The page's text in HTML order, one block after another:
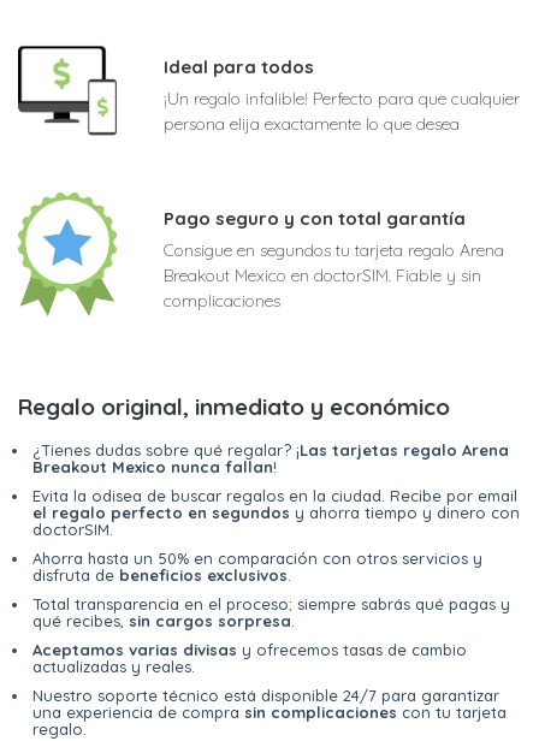
Ideal para todos
¡Un regalo infalible! Perfecto para que cualquier
persona elija exactamente lo que desea
Pago seguro y con total garantía
Consigue en segundos tu tarjeta regalo Arena
Breakout Mexico en doctorSIM. Fiable y sin
complicaciones
Regalo original, inmediato y económico
¿Tienes dudas sobre qué regalar? ¡Las tarjetas regalo Arena
Breakout Mexico nunca fallan!
Evita la odisea de buscar regalos en la ciudad. Recibe por email
el regalo perfecto en segundos y ahorra tiempo y dinero con
doctorSIM.
Ahorra hasta un 50% en comparación con otros servicios y
disfruta de beneficios exclusivos
Total transparencia en el proceso; siempre sabrás qué pagas y
qué recibes, sin cargos sorpresa
Aceptamos varias divisas y ofrecemos tasas de cambio
actualizadas y reales.
Nuestro soporte técnico está disponible 24/7 para garantizar
una experiencia de compra sin complicaciones con tu tarjeta
regalo.